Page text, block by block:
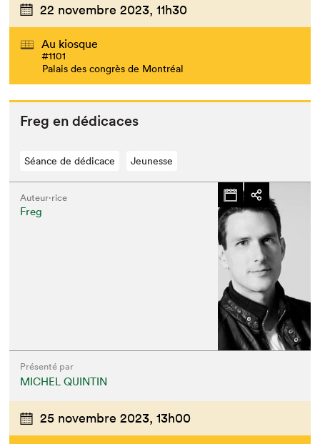
Que cherchez-vous?
22 novembre 2023, 11h30
Au kiosque
#1101
Palais des congrès de Montréal
Freg en dédicaces
Séance de dédicace Jeunesse
Auteur·rice
Freg
Présenté par
MICHEL QUINTIN
25 novembre 2023, 13h00